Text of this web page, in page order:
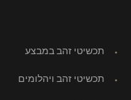
תכשיטי זהב במבצע
תכשיטי זהב ויהלומים